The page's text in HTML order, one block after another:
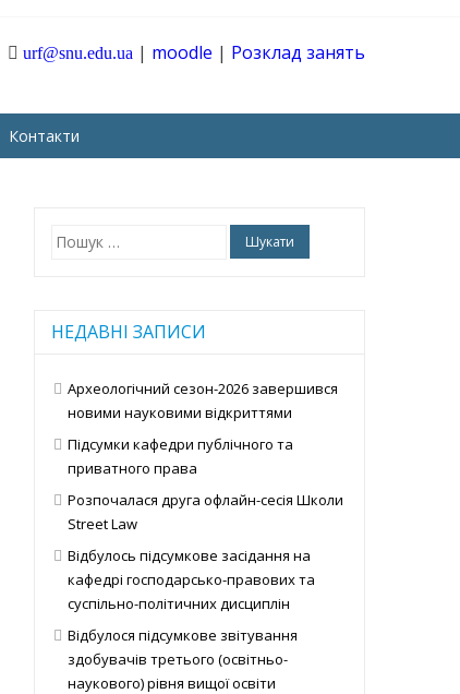
І СОЦІАЛЬНИХ
urf@snu.edu.ua | moodle | Розклад занять
Контакти
Пошук:
НЕДАВНІ ЗАПИСИ
Археологічний сезон-2026 завершився
новими науковими відкриттями
Підсумки кафедри публічного та
приватного права
Розпочалася друга офлайн-сесія Школи
Street Law
Відбулось підсумкове засідання на
кафедрі господарсько-правових та
суспільно-політичних дисциплін
Відбулося підсумкове звітування
здобувачів третього (освітньо-
наукового) рівня вищої освіти